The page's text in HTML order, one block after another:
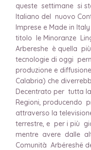
queste settimane si
Italiano del nuovo
Imprese e Made in
titolo le Minoranze
Arbereshe è quella
tecnologie di oggi
produzione e
Calabria) che
Decentrato per tutta
Regioni, producendo
attraverso la
terrestre, e per i più
mentre avere dalle
Comunità Arbëreshë